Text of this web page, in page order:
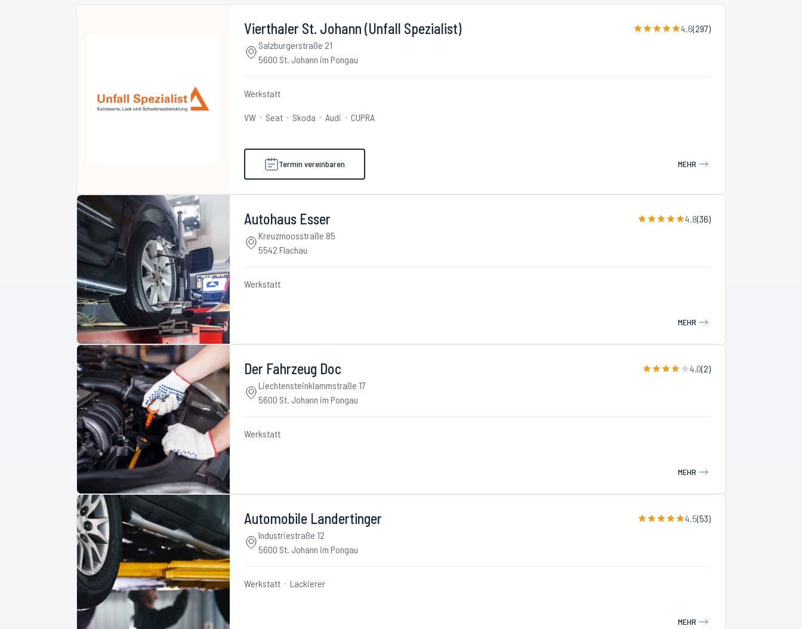
Vierthaler St. Johann (Unfall Spezialist) 4.6(297)
Salzburgerstraße 21
5600 St. Johann im Pongau
Werkstatt
VW Seat Skoda Audi CUPRA
Termin vereinbaren MEHR
Autohaus Esser 4.8(36)
Kreuzmoosstraße 85
5542 Flachau
Werkstatt
MEHR
Der Fahrzeug Doc 4.0(2)
Liechtensteinklammstraße 17
5600 St. Johann im Pongau
Werkstatt
MEHR
Automobile Landertinger 4.5(53)
Industriestraße 12
5600 St. Johann im Pongau
Werkstatt Lackierer
MEHR